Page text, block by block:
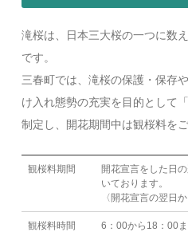
滝桜は、日本三大桜の一つに数
です。
三春町では、滝桜の保護・保存
け入れ態勢の充実を目的として
制定し、開花期間中は観桜料を
観桜料期間
開花宣言をした日
いております。
〈開花宣言の翌日
観桜料時間
6：00から18：00